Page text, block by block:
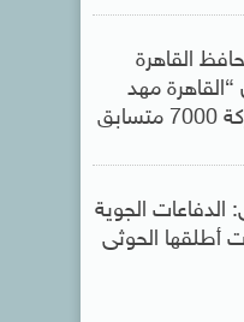
القاهرة
مهد
الدفاعات الجوية
الحوثى